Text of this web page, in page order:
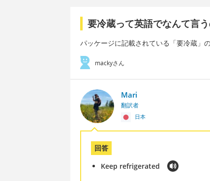
要冷蔵って英語でなんて言う
パッケージに記載されている「要冷蔵」
mackyさん
Mari
翻訳者
日本
回答
Keep refrigerated